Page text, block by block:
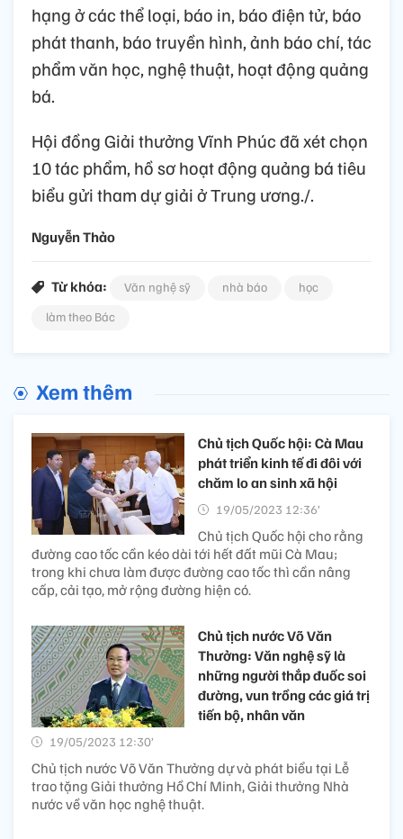
hạng ở các thể loại, báo in, báo điện tử, báo
phát thanh, báo truyền hình, ảnh báo chí, tác
phẩm văn học, nghệ thuật, hoạt động quảng
bá.
Hội đồng Giải thưởng Vĩnh Phúc đã xét chọn
10 tác phẩm, hồ sơ hoạt động quảng bá tiêu
biểu gửi tham dự giải ở Trung ương./.
Nguyễn Thảo
Từ khóa: Văn nghệ sỹ nhà báo
học
làm theo Bác
Xem thêm
Chủ tịch Quốc hội: Cà Mau
phát triển kinh tế đi đôi với
chăm lo an sinh xã hội
19/05/2023 12:36’
Chủ tịch Quốc hội cho rằng
đường cao tốc cần kéo dài tới hết đất mũi Cà Mau;
trong khi chưa làm được đường cao tốc thì cần nâng
cấp, cải tạo, mở rộng đường hiện có.
Chủ tịch nước Võ Văn
Thưởng: Văn nghệ sỹ là
những người thắp đuốc soi
đường, vun trồng các giá trị
tiến bộ, nhân văn
19/05/2023 12:30’
Chủ tịch nước Võ Văn Thưởng dự và phát biểu tại Lễ
trao tặng Giải thưởng Hồ Chí Minh, Giải thưởng Nhà
nước về văn học nghệ thuật.